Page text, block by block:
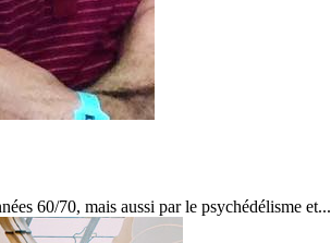
60/70, mais aussi par le psychédélisme et...